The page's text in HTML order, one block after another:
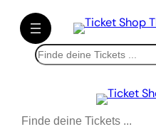
Suchen
Suchen